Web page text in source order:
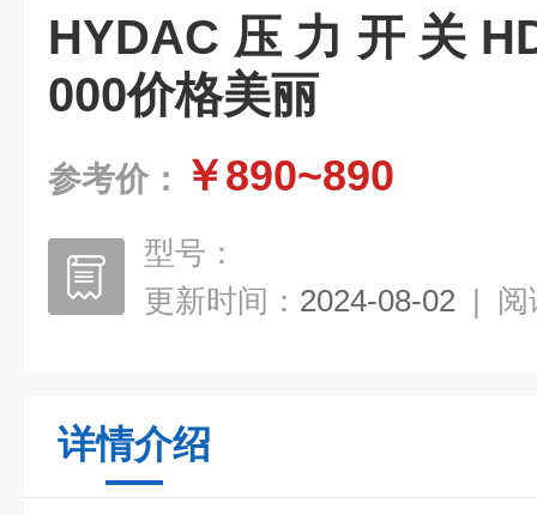
HYDAC压力开关
000价格美丽
参考价： ￥890~890
型号：
更新时间： 2024-08-02 | 阅
详情介绍